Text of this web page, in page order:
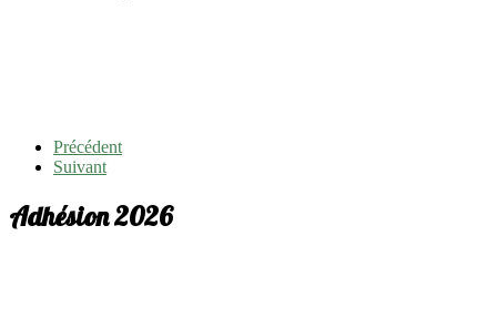
Précédent
Suivant
Adhésion 2026